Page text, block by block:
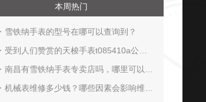
本周热门
雪铁纳手表的型号在哪可以查询到？
受到人们赞赏的天梭手表t085410a公价
大概是多少？
南昌有雪铁纳手表专卖店吗，哪里可以找
到？
机械表维修多少钱？哪些因素会影响维修